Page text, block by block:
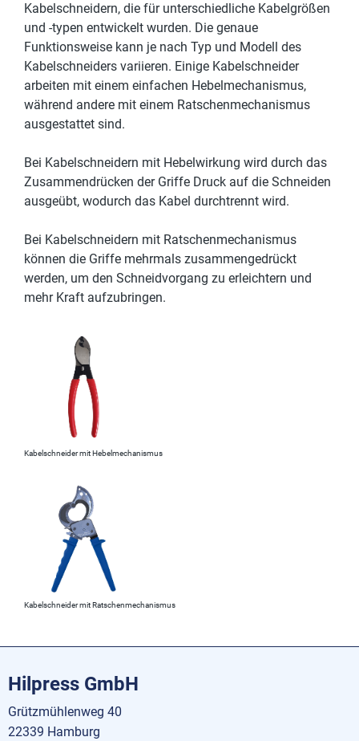
Kabelschneidern, die für unterschiedliche Kabelgrößen
und -typen entwickelt wurden. Die genaue
Funktionsweise kann je nach Typ und Modell des
Kabelschneiders variieren. Einige Kabelschneider
arbeiten mit einem einfachen Hebelmechanismus,
während andere mit einem Ratschenmechanismus
ausgestattet sind.
Bei Kabelschneidern mit Hebelwirkung wird durch das
Zusammendrücken der Griffe Druck auf die Schneiden
ausgeübt, wodurch das Kabel durchtrennt wird.
Bei Kabelschneidern mit Ratschenmechanismus
können die Griffe mehrmals zusammengedrückt
werden, um den Schneidvorgang zu erleichtern und
mehr Kraft aufzubringen.
Kabelschneider mit Hebelmechanismus
Kabelschneider mit Ratschenmechanismus
Hilpress GmbH
Grützmühlenweg 40
22339 Hamburg